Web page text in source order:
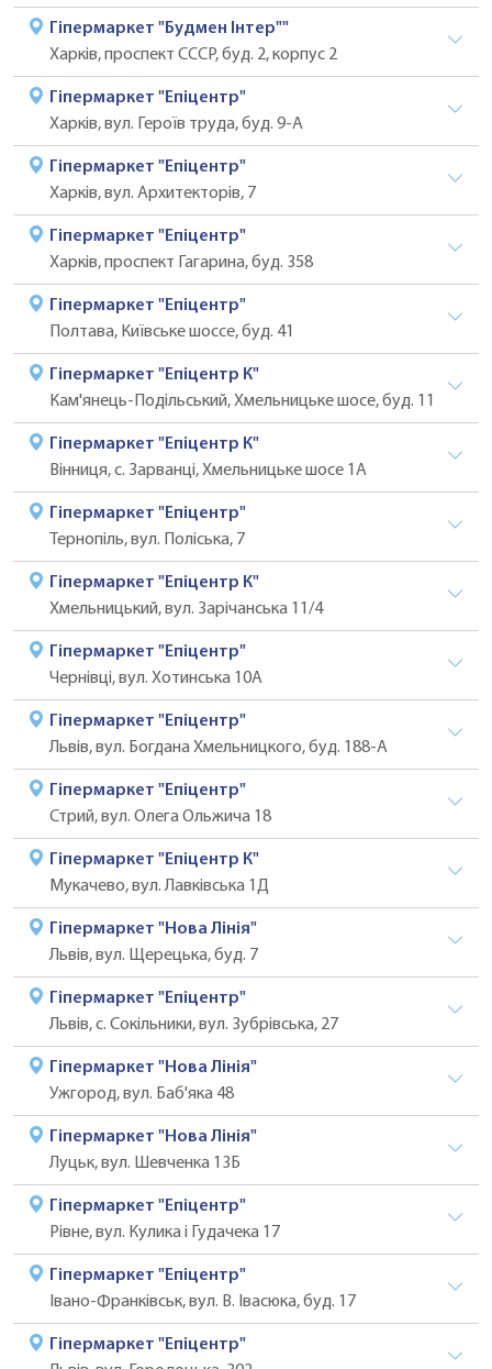
Гіпермаркет "Будмен Інтер""
Харків, проспект СССР, буд. 2, корпус 2
Гіпермаркет "Епіцентр"
Харків, вул. Героїв труда, буд. 9-А
Гіпермаркет "Епіцентр"
Харків, вул. Архитекторів, 7
Гіпермаркет "Епіцентр"
Харків, проспект Гагарина, буд. 358
Гіпермаркет "Епіцентр"
Полтава, Київське шоссе, буд. 41
Гіпермаркет "Епіцентр К"
Кам'янець-Подільський, Хмельницьке шосе, буд. 11
Гіпермаркет "Епіцентр К"
Вінниця, с. Зарванці, Хмельницьке шосе 1А
Гіпермаркет "Епіцентр"
Тернопіль, вул. Поліська, 7
Гіпермаркет "Епіцентр К"
Хмельницький, вул. Зарічанська 11/4
Гіпермаркет "Епіцентр"
Чернівці, вул. Хотинська 10А
Гіпермаркет "Епіцентр"
Львів, вул. Богдана Хмельницкого, буд. 188-А
Гіпермаркет "Епіцентр"
Стрий, вул. Олега Ольжича 18
Гіпермаркет "Епіцентр К"
Мукачево, вул. Лавківська 1Д
Гіпермаркет "Нова Лінія"
Львів, вул. Щерецька, буд. 7
Гіпермаркет "Епіцентр"
Львів, с. Сокільники, вул. Зубрівська, 27
Гіпермаркет "Нова Лінія"
Ужгород, вул. Баб'яка 48
Гіпермаркет "Нова Лінія"
Луцьк, вул. Шевченка 13Б
Гіпермаркет "Епіцентр"
Рівне, вул. Кулика і Гудачека 17
Гіпермаркет "Епіцентр"
Івано-Франківськ, вул. В. Івасюка, буд. 17
Гіпермаркет "Епіцентр"